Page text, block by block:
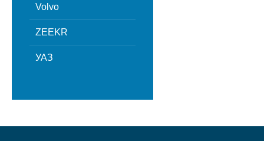
Volvo
ZEEKR
УАЗ